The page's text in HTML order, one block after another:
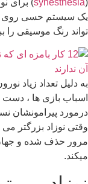
یک سیستم حسی روی
تواند رنگ موسیقی را
به دلیل تعداد زیاد
اسباب بازی ها ،
درمورد پیرامونشان
وقتی نوزاد بزرگتر
مرور حذف شده و
میکند.